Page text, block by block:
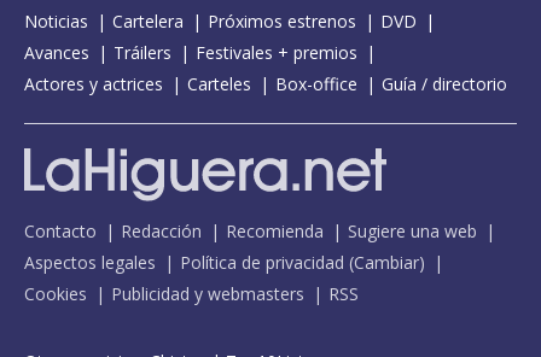
Noticias Cartelera Próximos estrenos
DVD
Avances
Tráilers
Festivales + premios
Actores y actrices
Carteles Box-office Guía / directorio
Contacto Redacción Recomienda
Sugiere una web
Aspectos legales
Política de privacidad (Cambiar)
Cookies
Publicidad y webmasters RSS